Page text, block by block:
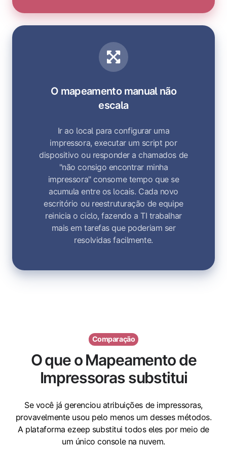
O mapeamento manual não
escala
Ir ao local para configurar uma
impressora, executar um script por
dispositivo ou responder a chamados de
"não consigo encontrar minha
impressora" consome tempo que se
acumula entre os locais. Cada novo
escritório ou reestruturação de equipe
reinicia o ciclo, fazendo a TI trabalhar
mais em tarefas que poderiam ser
resolvidas facilmente.
Comparação
O que o Mapeamento de
Impressoras substitui
Se você já gerenciou atribuições de impressoras,
provavelmente usou pelo menos um desses métodos.
A plataforma ezeep substitui todos eles por meio de
um único console na nuvem.